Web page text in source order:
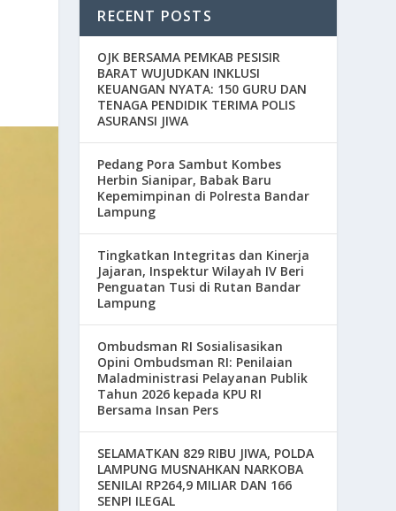
RECENT POSTS
OJK BERSAMA PEMKAB PESISIR
BARAT WUJUDKAN INKLUSI
KEUANGAN NYATA: 150 GURU DAN
TENAGA PENDIDIK TERIMA POLIS
ASURANSI JIWA
Pedang Pora Sambut Kombes
Herbin Sianipar, Babak Baru
Kepemimpinan di Polresta Bandar
Lampung
Tingkatkan Integritas dan Kinerja
Jajaran, Inspektur Wilayah IV Beri
Penguatan Tusi di Rutan Bandar
Lampung
Ombudsman RI Sosialisasikan
Opini Ombudsman RI: Penilaian
Maladministrasi Pelayanan Publik
Tahun 2026 kepada KPU RI
Bersama Insan Pers
SELAMATKAN 829 RIBU JIWA, POLDA
LAMPUNG MUSNAHKAN NARKOBA
SENILAI RP264,9 MILIAR DAN 166
SENPI ILEGAL